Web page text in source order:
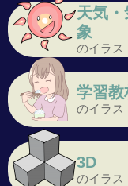
天気
象
のイラス
学習教
のイラス
3D
のイラス